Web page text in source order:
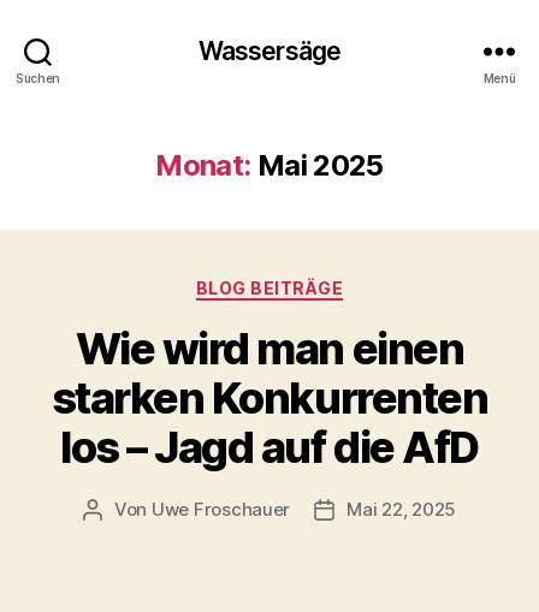
Suchen
Wassersäge
Menü
Monat: Mai 2025
Kategorien
BLOG BEITRÄGE
Wie wird man einen
starken Konkurrenten
los – Jagd auf die AfD
Beitragsautor
Von Uwe Froschauer Beitragsdatum
Mai 22, 2025